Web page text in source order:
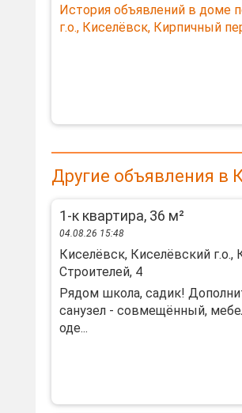
История объявлений в доме
г.о., Киселёвск, Кирпичный
Другие объявления в
1-к квартира, 36 м²
04.08.26 15:48
Киселёвск, Киселёвский г.о.,
Строителей, 4
Рядом школа, садик!
санузел - совмещённый,
оде...